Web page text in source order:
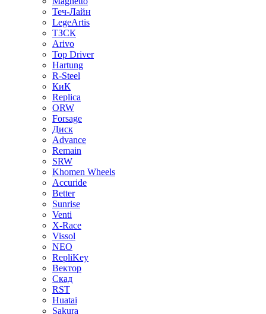
Теч-Лайн
LegeArtis
ТЗСК
Arivo
Top Driver
Hartung
R-Steel
КиК
Replica
ORW
Forsage
Диск
Advance
Remain
SRW
Khomen Wheels
Accuride
Better
Sunrise
Venti
X-Race
Vissol
NEO
RepliKey
Вектор
Скад
RST
Huatai
Sakura